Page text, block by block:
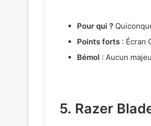
Pour qui ?
Points forts : Écran
Bémol : Aucun
5. Razer